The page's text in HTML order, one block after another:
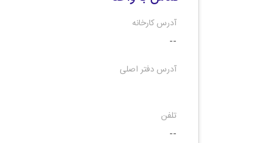
آدرس کارخانه
--
آدرس دفتر اصلی
تلفن
--